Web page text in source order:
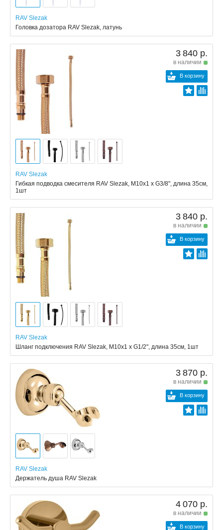
RAV Slezak
Головка дозатора RAV Slezak, латунь
3 840 р.
в наличии
В корзину
RAV Slezak
Гибкая подводка смесителя RAV Slezak, M10x1 x G3/8", длина 35см,
1шт
3 840 р.
в наличии
В корзину
RAV Slezak
Шланг подключения RAV Slezak, M10x1 x G1/2", длина 35см, 1шт
3 870 р.
в наличии
В корзину
RAV Slezak
Держатель душа RAV Slezak
4 070 р.
в наличии
В корзину